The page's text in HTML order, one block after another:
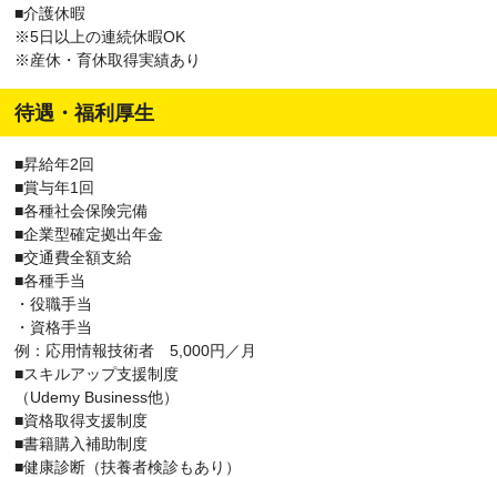
■介護休暇
※5日以上の連続休暇OK
※産休・育休取得実績あり
待遇・福利厚生
■昇給年2回
■賞与年1回
■各種社会保険完備
■企業型確定拠出年金
■交通費全額支給
■各種手当
・役職手当
・資格手当
例：応用情報技術者 5,000円／月
■スキルアップ支援制度
（Udemy Business他）
■資格取得支援制度
■書籍購入補助制度
■健康診断（扶養者検診もあり）